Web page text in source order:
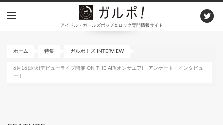
アイドル・ガールズポップ＆ロック専門情報サイト
ホーム 特集 ガルポ！ズ INTERVIEW
6月16日(火)デビューライブ開催 ON THE AIR(オンザエア) アンケート・インタビュ
ー！